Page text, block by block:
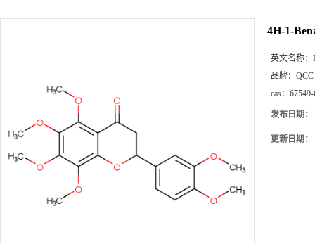
4H-1-
英文名称：
品牌： QCC
cas：
发布日期：
更新日期：